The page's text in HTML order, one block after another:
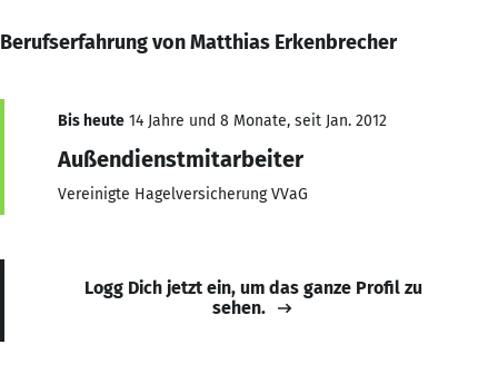
Berufserfahrung von Matthias Erkenbrecher
Bis heute 14 Jahre und 8 Monate, seit Jan. 2012
Außendienstmitarbeiter
Vereinigte Hagelversicherung VVaG
Logg Dich jetzt ein, um das ganze Profil zu
sehen.